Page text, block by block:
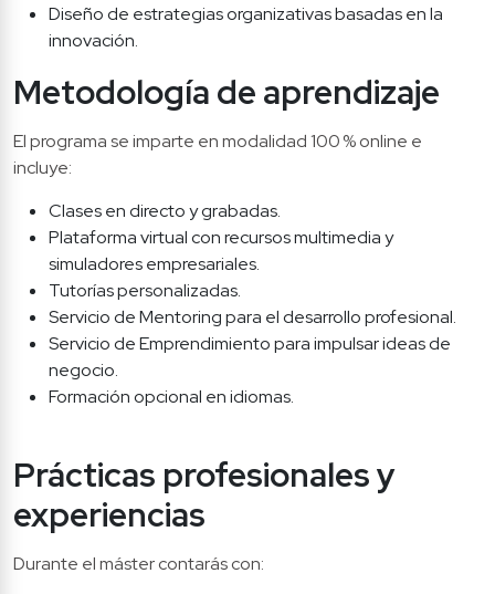
Diseño de estrategias organizativas basadas en la
innovación.
Metodología de aprendizaje
El programa se imparte en modalidad 100 % online e
incluye:
Clases en directo y grabadas.
Plataforma virtual con recursos multimedia y
simuladores empresariales.
Tutorías personalizadas.
Servicio de Mentoring para el desarrollo profesional.
Servicio de Emprendimiento para impulsar ideas de
negocio.
Formación opcional en idiomas.
Prácticas profesionales y
experiencias
Durante el máster contarás con: